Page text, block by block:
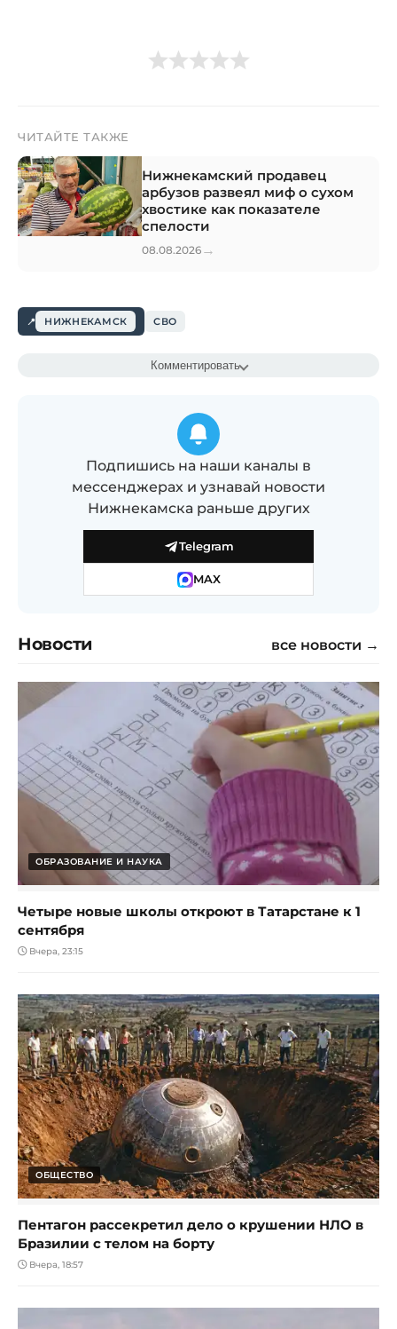
ЧИТАЙТЕ ТАКЖЕ
Нижнекамский продавец
арбузов развеял миф о сухом
хвостике как показателе
спелости
08.08.2026 →
НИЖНЕКАМСК СВО
Комментировать
Подпишись на наши каналы в
мессенджерах и узнавай новости
Нижнекамска раньше других
Telegram
MAX
Новости все новости →
ОБРАЗОВАНИЕ И НАУКА
Четыре новые школы откроют в Татарстане к 1
сентября
Вчера, 23:15
ОБЩЕСТВО
Пентагон рассекретил дело о крушении НЛО в
Бразилии с телом на борту
Вчера, 18:57